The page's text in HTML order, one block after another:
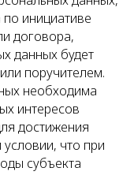
инициативе
договора,
данных будет
поручителем.
необходима
интересов
достижения
что при
субъекта